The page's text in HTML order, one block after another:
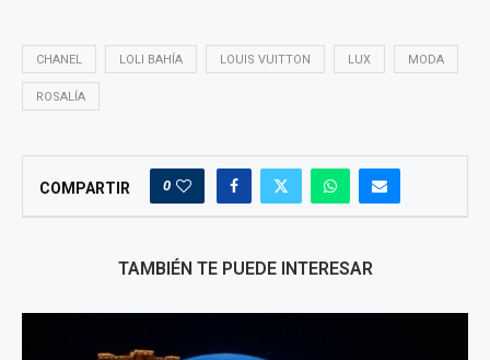
CHANEL LOLI BAHÍA LOUIS VUITTON LUX MODA
ROSALÍA
COMPARTIR 0
TAMBIÉN TE PUEDE INTERESAR